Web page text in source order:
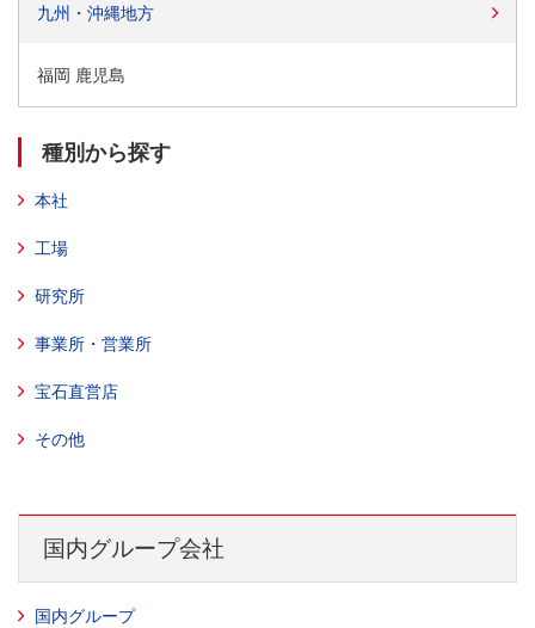
九州・沖縄地方
福岡 鹿児島
種別から探す
本社
工場
研究所
事業所・営業所
宝石直営店
その他
国内グループ会社
国内グループ